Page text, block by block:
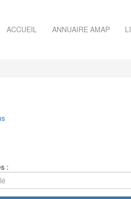
ACCUEIL ANNUAIRE AMAP
: